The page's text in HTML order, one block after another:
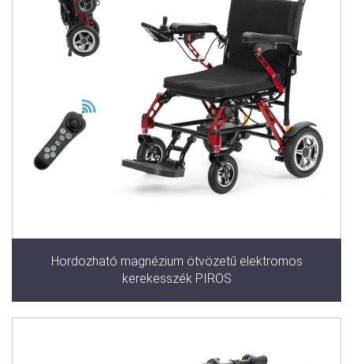
Hordozható magnézium ötvözetű elektromos
kerekesszék PIROS